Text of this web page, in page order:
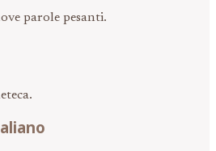
parole pesanti.